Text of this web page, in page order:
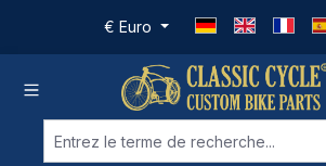
Passer au contenu principal
€ Euro